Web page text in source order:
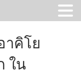
าคิโย
ใน